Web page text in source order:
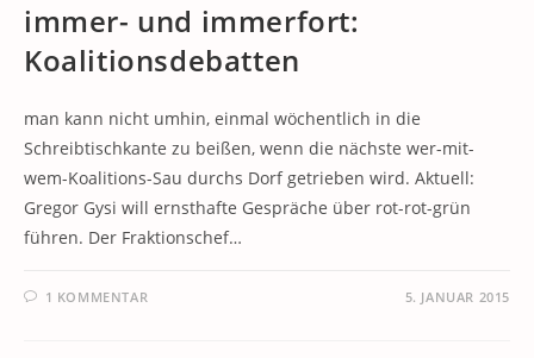
immer- und immerfort:
Koalitionsdebatten
man kann nicht umhin, einmal wöchentlich in die
Schreibtischkante zu beißen, wenn die nächste wer-mit-
wem-Koalitions-Sau durchs Dorf getrieben wird. Aktuell:
Gregor Gysi will ernsthafte Gespräche über rot-rot-grün
führen. Der Fraktionschef…
1 KOMMENTAR 5. JANUAR 2015